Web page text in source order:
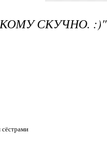
КОМУ СКУЧНО. :)"